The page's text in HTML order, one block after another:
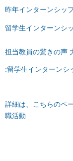
昨年インターンシッ
留学生インターンシ
担当教員の驚きの声
:留学生インターンシ
詳細は、こちらの
職活動